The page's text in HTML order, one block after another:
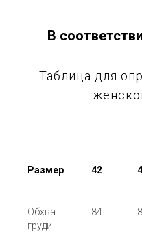
В
Таблица для
Размер 42
Обхват
груди
84